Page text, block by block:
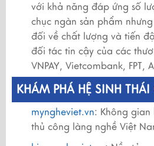
với khả năng đáp ứng số
chục ngàn sản phẩm
đối về chất lượng và tiến
đối tác tin cậy của các
VNPAY, Vietcombank,
KHÁM PHÁ HỆ SINH
myngheviet.vn: Không gian
thủ công làng nghề Việt